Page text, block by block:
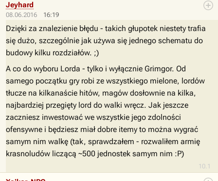
08.06.2016 16:19
10.1
Jeyhard
Dzięki za znalezienie błędu - takich głupotek niestety trafia
się dużo, szczególnie jak używa się jednego schematu do
budowy kilku rozdziałów. ;)
A co do wyboru Lorda - tylko i wyłącznie Grimgor. Od
samego początku gry robi ze wszystkiego mielone, lordów
tłucze na kilkanaście hitów, magów dosłownie na kilka,
najbardziej przegięty lord do walki wręcz. Jak jeszcze
zaczniesz inwestować we wszystkie jego zdolności
ofensywne i będziesz miał dobre itemy to można wygrać
samym nim walkę (tak, sprawdzałem - rozwaliłem armię
krasnoludów liczącą ~500 jednostek samym nim :P)